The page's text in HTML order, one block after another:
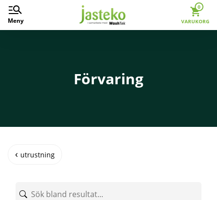
Meny
0
VARUKORG
Förvaring
utrustning